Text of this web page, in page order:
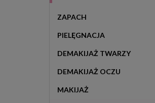
ZAPACH
PIELĘGNACJA
DEMAKIJAŻ TWARZY
DEMAKIJAŻ OCZU
MAKIJAŻ